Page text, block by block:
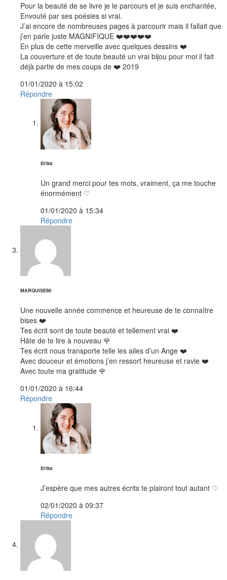
Pour la beauté de se livre je le parcours et je suis enchantée,
Envouté par ses poésies si vrai.
J’ai encore de nombreuses pages à parcourir mais il fallait que
j’en parle juste MAGNIFIQUE ❤️❤️❤️❤️❤️
En plus de cette merveille avec quelques dessins ❤️
La couverture et de toute beauté un vrai bijou pour moi il fait
déjà partie de mes coups de ❤️ 2019
01/01/2020 à 15:02
Répondre
Erikadit :
Un grand merci pour tes mots, vraiment, ça me touche
énormément ♡
01/01/2020 à 15:34
Répondre
MARQUISE66dit :
Une nouvelle année commence et heureuse de te connaître
bises ❤️
Tes écrit sont de toute beauté et tellement vrai ❤️
Hâte de te lire à nouveau 🌹
Tes écrit nous transporte telle les ailes d’un Ange ❤️
Avec douceur et émotions j’en ressort heureuse et ravie ❤️
Avec toute ma gratitude 🌹
01/01/2020 à 16:44
Répondre
Erikadit :
J’espère que mes autres écrits te plairont tout autant ♡
02/01/2020 à 09:37
Répondre